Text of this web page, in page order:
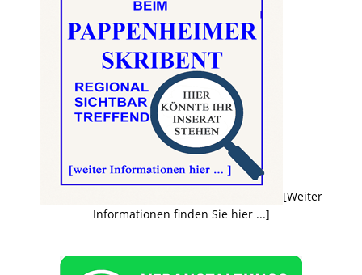
[Weiter
Informationen finden Sie hier ...]